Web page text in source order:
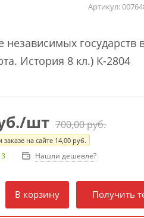
Артикул:
независимых государств
История 8 кл.) К-2804
/шт 700,00руб.
на сайте 14,00 руб.
3 Нашли дешевле?
В корзину Получить